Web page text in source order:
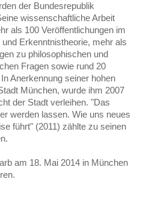
der Bundesrepublik
wissenschaftliche Arbeit
als 100 Veröffentlichungen im
Erkenntnistheorie, mehr als
zu philosophischen und
Fragen sowie rund 20
Anerkennung seiner hohen
München, wurde ihm 2007
der Stadt verleihen. "Das
werden lassen. Wie uns neues
führt" (2011) zählte zu seinen
am 18. Mai 2014 in München